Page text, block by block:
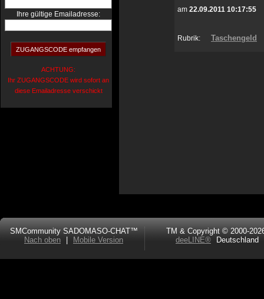
Ihre gültige Emailadresse:
ACHTUNG:
Ihr ZUGANGSCODE wird sofort an
diese Emailadresse verschickt
am 22.09.2011 10:17:55
Rubrik: Taschengeld
SMCommunity SADOMASO-CHAT™
Nach oben
Mobile Version
TM & Copyright © 2000-
deeLINE®
Deutschland